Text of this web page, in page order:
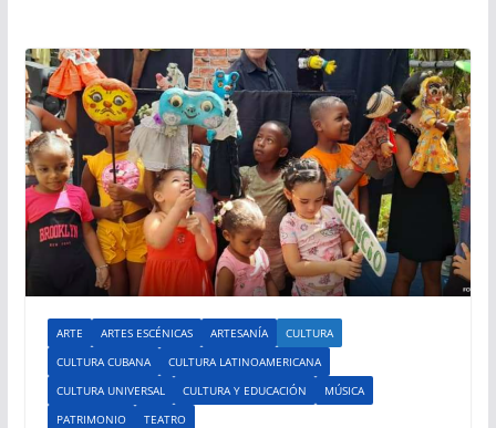
ARTE ARTES ESCÉNICAS ARTESANÍA
CULTURA
CULTURA CUBANA
CULTURA LATINOAMERICANA
CULTURA UNIVERSAL
CULTURA Y EDUCACIÓN
MÚSICA
PATRIMONIO
TEATRO